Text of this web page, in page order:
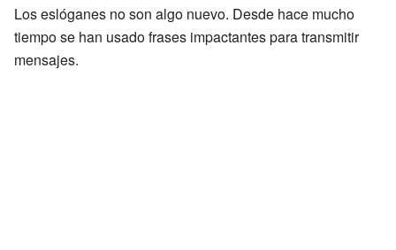
Los eslóganes no son algo nuevo. Desde hace mucho
tiempo se han usado frases impactantes para transmitir
mensajes.